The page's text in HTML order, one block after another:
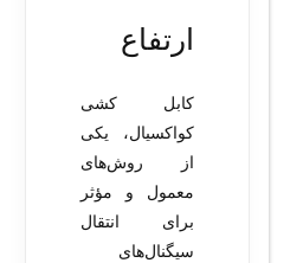
ارتفاع
کابل کشی
کواکسیال، یکی
از روش‌های
معمول و مؤثر
برای انتقال
سیگنال‌های